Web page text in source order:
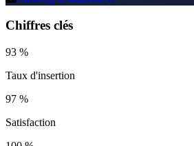
Chiffres clés
93 %
Taux d'insertion
97 %
Satisfaction